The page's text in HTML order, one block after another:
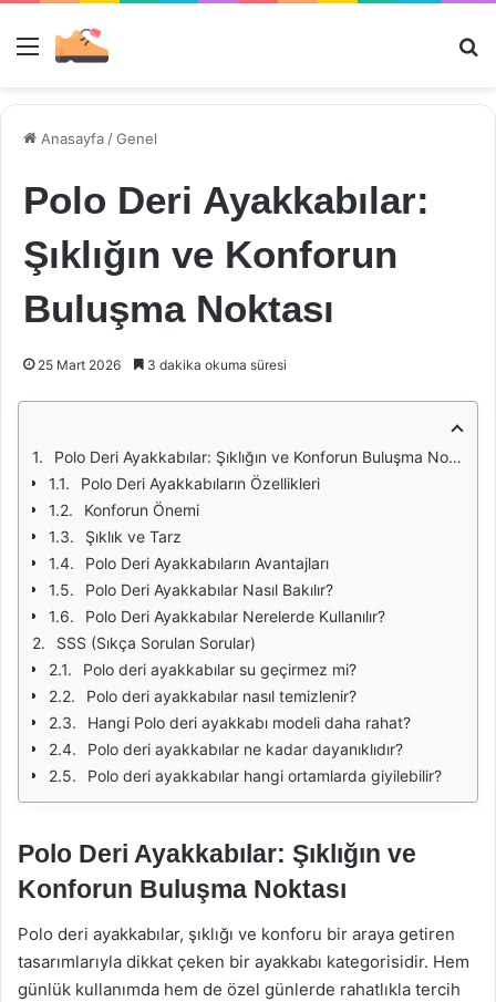
Menü
Anasayfa /Genel
Polo Deri Ayakkabılar:
Şıklığın ve Konforun
Buluşma Noktası
25 Mart 2026 3 dakika okuma süresi
Polo Deri Ayakkabılar: Şıklığın ve Konforun Buluşma Noktası
Polo Deri Ayakkabıların Özellikleri
Konforun Önemi
Şıklık ve Tarz
Polo Deri Ayakkabıların Avantajları
Polo Deri Ayakkabılar Nasıl Bakılır?
Polo Deri Ayakkabılar Nerelerde Kullanılır?
SSS (Sıkça Sorulan Sorular)
Polo deri ayakkabılar su geçirmez mi?
Polo deri ayakkabılar nasıl temizlenir?
Hangi Polo deri ayakkabı modeli daha rahat?
Polo deri ayakkabılar ne kadar dayanıklıdır?
Polo deri ayakkabılar hangi ortamlarda giyilebilir?
Polo Deri Ayakkabılar: Şıklığın ve
Konforun Buluşma Noktası
Polo deri ayakkabılar, şıklığı ve konforu bir araya getiren
tasarımlarıyla dikkat çeken bir ayakkabı kategorisidir. Hem
günlük kullanımda hem de özel günlerde rahatlıkla tercih